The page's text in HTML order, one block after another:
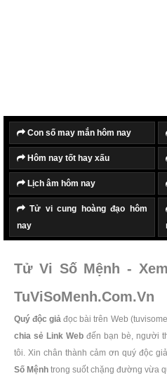
Con số may mắn hôm nay
Hôm nay tốt hay xấu
Lịch âm hôm nay
Tử vi cung hoàng đạo hôm
nay
Tử Vi Số Mệnh -
TuViSoMenh.Com.Vn
Quý độc giả đọc bài trên Web
chia sẻ Link Web đến bạn bè, người
tôi. Xin chân thành cảm ơn quý độc
Số Mệnh trong suốt chặng đường vừa